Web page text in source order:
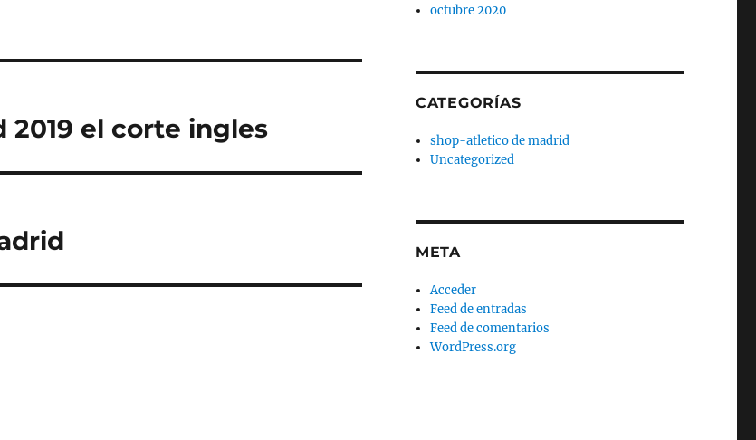
el corte ingles
octubre 2020
CATEGORÍAS
shop-atletico de madrid
Uncategorized
META
Acceder
Feed de entradas
Feed de comentarios
WordPress.org